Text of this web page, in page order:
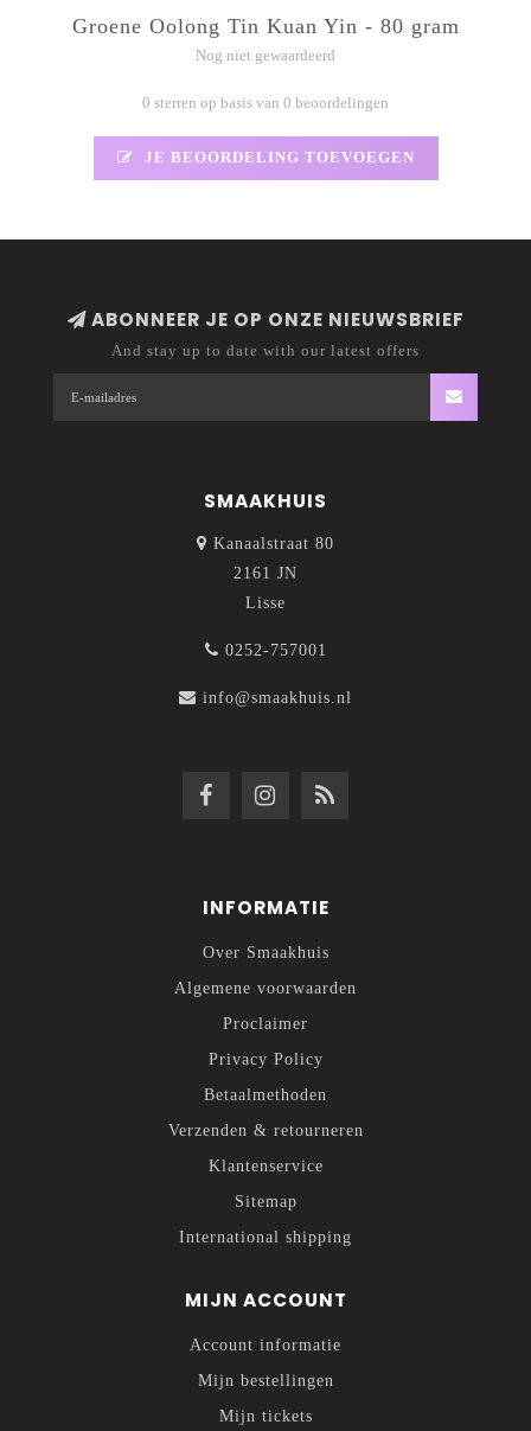
Groene Oolong Tin Kuan Yin - 80 gram
Nog niet gewaardeerd
0 sterren op basis van 0 beoordelingen
JE BEOORDELING TOEVOEGEN
ABONNEER JE OP ONZE NIEUWSBRIEF
And stay up to date with our latest offers
SMAAKHUIS
Kanaalstraat 80
2161 JN
Lisse
0252-757001
info@smaakhuis.nl
INFORMATIE
Over Smaakhuis
Algemene voorwaarden
Proclaimer
Privacy Policy
Betaalmethoden
Verzenden & retourneren
Klantenservice
Sitemap
International shipping
MIJN ACCOUNT
Account informatie
Mijn bestellingen
Mijn tickets